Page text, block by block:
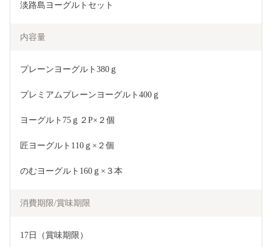
淡路島ヨーグルトセット
内容量
プレーンヨーグルト380ｇ
プレミアムプレーンヨーグルト400ｇ
ヨーグルト75ｇ２P×２個
匠ヨーグルト110ｇ×２個
のむヨーグルト160ｇ×３本
消費期限/賞味期限
17日（賞味期限）